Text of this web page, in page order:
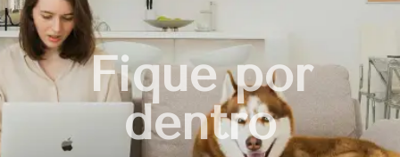
Fique por
dentro